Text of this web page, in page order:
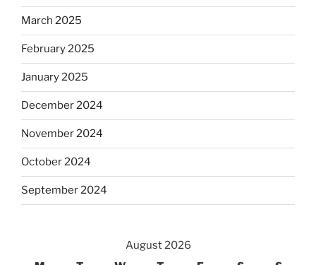
March 2025
February 2025
January 2025
December 2024
November 2024
October 2024
September 2024
August 2026